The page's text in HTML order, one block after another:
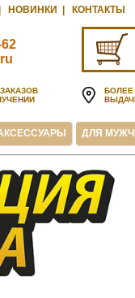
НОВИНКИ КОНТАКТЫ
БОЛЕЕ
ДЛЯ